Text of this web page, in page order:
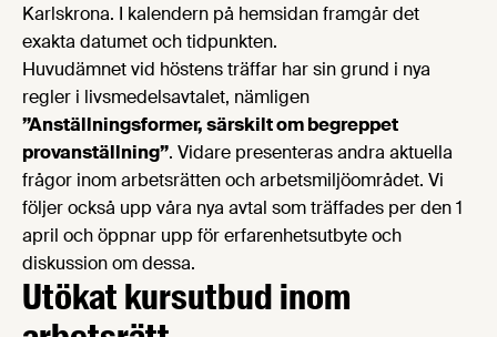
Karlskrona. I kalendern på hemsidan framgår det
exakta datumet och tidpunkten.
Huvudämnet vid höstens träffar har sin grund i nya
regler i livsmedelsavtalet, nämligen
”Anställningsformer, särskilt om begreppet
provanställning”. Vidare presenteras andra aktuella
frågor inom arbetsrätten och arbetsmiljöområdet. Vi
följer också upp våra nya avtal som träffades per den 1
april och öppnar upp för erfarenhetsutbyte och
diskussion om dessa.
Utökat kursutbud inom